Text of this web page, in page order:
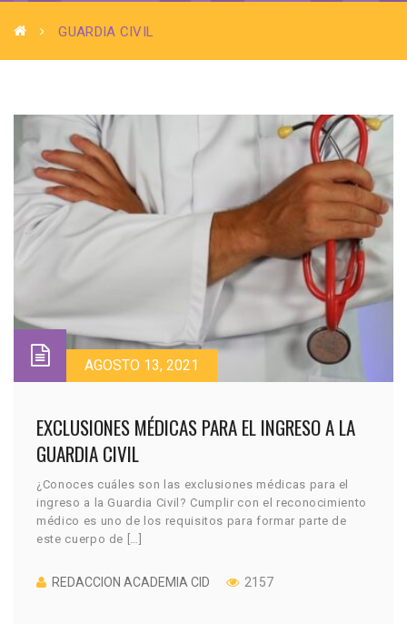
GUARDIA CIVIL
AGOSTO 13, 2021
EXCLUSIONES MÉDICAS PARA EL INGRESO A LA
GUARDIA CIVIL
¿Conoces cuáles son las exclusiones médicas para el
ingreso a la Guardia Civil? Cumplir con el reconocimiento
médico es uno de los requisitos para formar parte de
este cuerpo de […]
REDACCION ACADEMIA CID 2157